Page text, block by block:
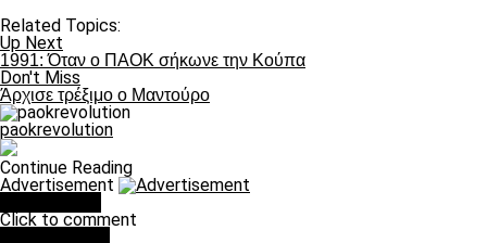
Related Topics:
Up Next
1991: Όταν ο ΠΑΟΚ σήκωνε την Κούπα
Don't Miss
Άρχισε τρέξιμο ο Μαντούρο
paokrevolution
Continue Reading
Advertisement
Click to comment